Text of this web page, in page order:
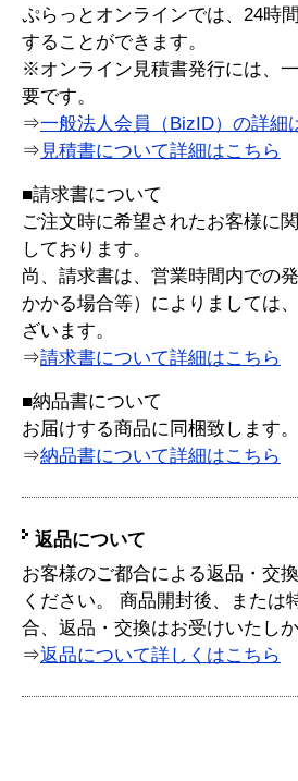
ぷらっとオンラインでは、24時
することができます。
※オンライン見積書発行には、
要です。
⇒一般法人会員（BizID）の詳細
⇒ 見積書について詳細はこちら
■請求書について
ご注文時に希望されたお客様に
しております。
尚、請求書は、営業時間内での
かかる場合等）によりましては
ざいます。
⇒請求書について詳細はこちら
■納品書について
お届けする商品に同梱致します。
⇒納品書について詳細はこちら
返品について
お客様のご都合による返品・交
ください。 商品開封後、または
合、返品・交換はお受けいたし
⇒返品について詳しくはこちら